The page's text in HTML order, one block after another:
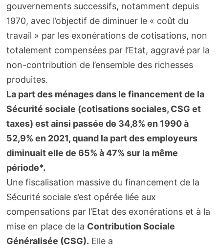
gouvernements successifs, notamment depuis
1970, avec l’objectif de diminuer le « coût du
travail » par les exonérations de cotisations, non
totalement compensées par l’Etat, aggravé par la
non-contribution de l’ensemble des richesses
produites.
La part des ménages dans le financement de la
Sécurité sociale (cotisations sociales, CSG et
taxes) est ainsi passée de 34,8% en 1990 à
52,9% en 2021, quand la part des employeurs
diminuait elle de 65% à 47% sur la même
période*.
Une fiscalisation massive du financement de la
Sécurité sociale s’est opérée liée aux
compensations par l’Etat des exonérations et à la
mise en place de la Contribution Sociale
Généralisée (CSG). Elle a